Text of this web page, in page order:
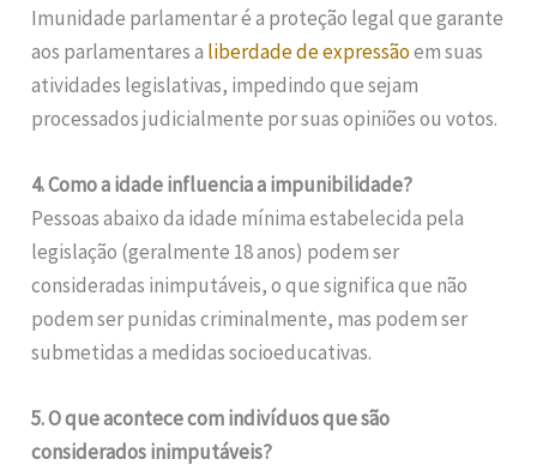
Imunidade parlamentar é a proteção legal que garante
aos parlamentares a liberdade de expressãoem suas
atividades legislativas, impedindo que sejam
processados judicialmente por suas opiniões ou votos.
4. Como a idade influencia a impunibilidade?
Pessoas abaixo da idade mínima estabelecida pela
legislação (geralmente 18 anos) podem ser
consideradas inimputáveis, o que significa que não
podem ser punidas criminalmente, mas podem ser
submetidas a medidas socioeducativas.
5. O que acontece com indivíduos que são
considerados inimputáveis?